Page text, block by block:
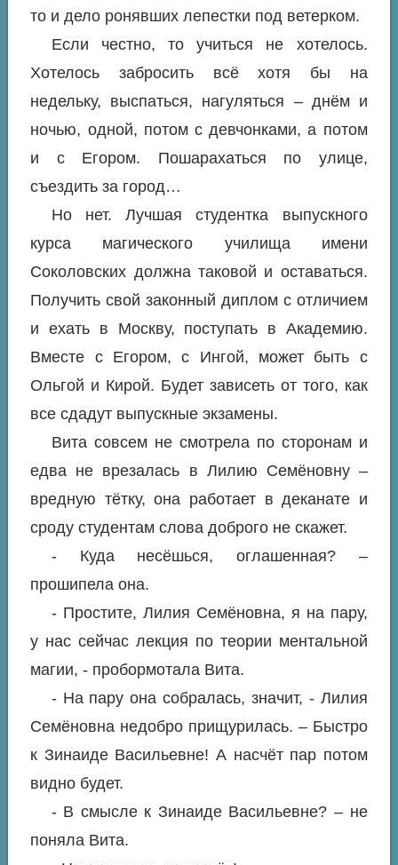
то и дело ронявших лепестки под ветерком.
Если честно, то учиться не хотелось.
Хотелось забросить всё хотя бы на
недельку, выспаться, нагуляться – днём и
ночью, одной, потом с девчонками, а потом
и с Егором. Пошарахаться по улице,
съездить за город…
Но нет. Лучшая студентка выпускного
курса магического училища имени
Соколовских должна таковой и оставаться.
Получить свой законный диплом с отличием
и ехать в Москву, поступать в Академию.
Вместе с Егором, с Ингой, может быть с
Ольгой и Кирой. Будет зависеть от того, как
все сдадут выпускные экзамены.
Вита совсем не смотрела по сторонам и
едва не врезалась в Лилию Семёновну –
вредную тётку, она работает в деканате и
сроду студентам слова доброго не скажет.
- Куда несёшься, оглашенная? –
прошипела она.
- Простите, Лилия Семёновна, я на пару,
у нас сейчас лекция по теории ментальной
магии, - пробормотала Вита.
- На пару она собралась, значит, - Лилия
Семёновна недобро прищурилась. – Быстро
к Зинаиде Васильевне! А насчёт пар потом
видно будет.
- В смысле к Зинаиде Васильевне? – не
поняла Вита.